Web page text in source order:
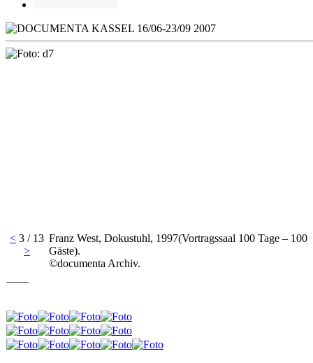
< 3 / 13
>
Franz West, Dokustuhl, 1997(Vortragssaal 100 Tage – 100
Gäste).
©documenta Archiv.